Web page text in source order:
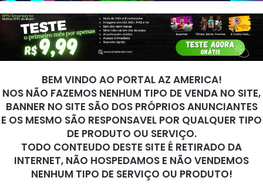
BEM VINDO AO PORTAL AZ AMERICA!
NOS NÃO FAZEMOS NENHUM TIPO DE VENDA NO SITE,
BANNER NO SITE SÃO DOS PRÓPRIOS ANUNCIANTES
E OS MESMO SÃO RESPONSAVEL POR QUALQUER TIPO
DE PRODUTO OU SERVIÇO.
TODO CONTEUDO DESTE SITE É RETIRADO DA
INTERNET, NÃO HOSPEDAMOS E NÃO VENDEMOS
NENHUM TIPO DE SERVIÇO OU PRODUTO!